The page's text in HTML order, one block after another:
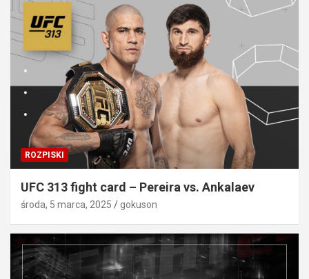
ROZPISKI
UFC 313 fight card – Pereira vs. Ankalaev
środa, 5 marca, 2025 gokuson